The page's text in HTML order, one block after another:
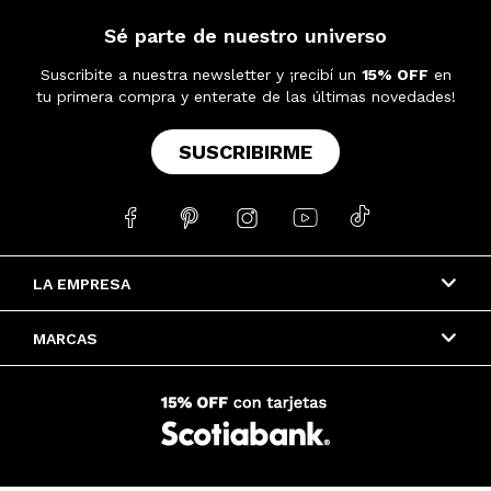
LA EMPRESA
MARCAS
Sé parte de nuestro universo
Suscribite a nuestra newsletter y ¡recibí un 15% OFF en
tu primera compra y enterate de las últimas novedades!
SUSCRIBIRME
    